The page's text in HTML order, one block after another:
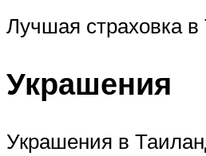
Лучшая страховка
Украшения
Украшения в